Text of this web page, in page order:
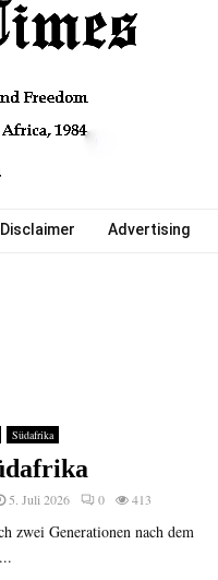
Disclaimer Advertising
Südafrika
5. Juli 2026 0 413
zwei Generationen nach dem